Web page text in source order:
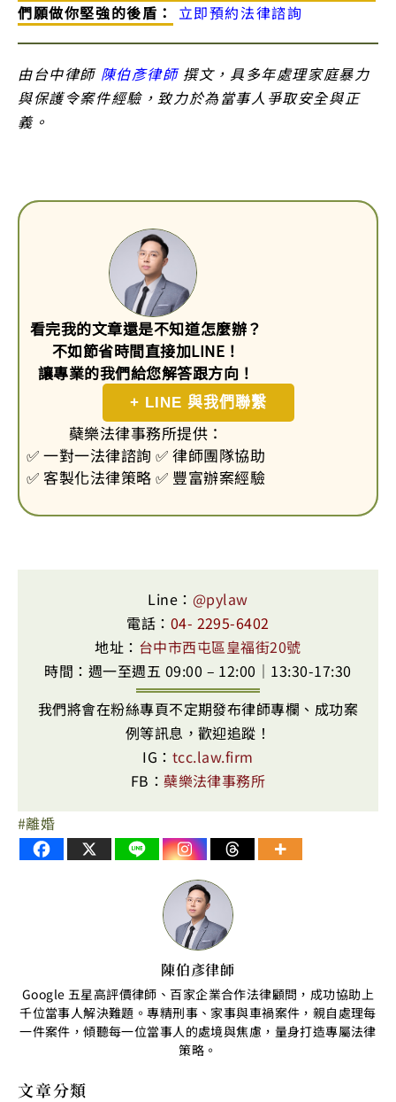
們願做你堅強的後盾：
立即預約法律諮詢
由台中律師 陳伯彥律師撰文，具多年處理家庭暴力
與保護令案件經驗，致力於為當事人爭取安全與正
義。
看完我的文章還是不知道怎麼辦？
不如節省時間直接加LINE！
讓專業的我們給您解答跟方向！
+ LINE 與我們聯繫
蘗樂法律事務所提供：
✅ 一對一法律諮詢 ✅ 律師團隊協助
✅ 客製化法律策略 ✅ 豐富辦案經驗
Line： @pylaw
電話： 04- 2295-6402
地址： 台中市西屯區皇福街20號
時間：週一至週五 09:00 – 12:00｜13:30-17:30
我們將會在粉絲專頁不定期發布律師專欄、成功案
例等訊息，歡迎追蹤！
IG： tcc.law.firm
FB：蘗樂法律事務所
離婚
陳伯彥律師
Google 五星高評價律師、百家企業合作法律顧問，成功協助上
千位當事人解決難題。專精刑事、家事與車禍案件，親自處理每
一件案件，傾聽每一位當事人的處境與焦慮，量身打造專屬法律
策略。
文章分類